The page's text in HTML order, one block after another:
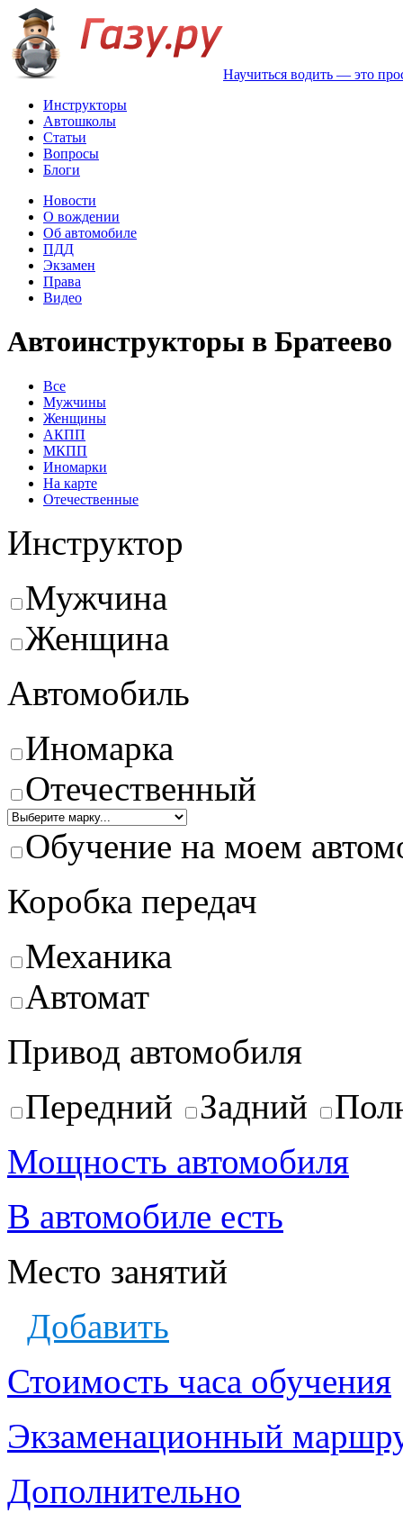
Научиться водить — это
Инструкторы
Автошколы
Статьи
Вопросы
Блоги
Новости
О вождении
Об автомобиле
ПДД
Экзамен
Права
Видео
Автоинструкторы в Братеево
Все
Мужчины
Женщины
АКПП
МКПП
Иномарки
На карте
Отечественные
Инструктор
Мужчина
Женщина
Автомобиль
Иномарка
Отечественный
Обучение на моем
Коробка передач
Механика
Автомат
Привод автомобиля
Передний
Задний
Мощность автомобиля
В автомобиле есть
Место занятий
Добавить
Стоимость часа обучения
Экзаменационный
Дополнительно